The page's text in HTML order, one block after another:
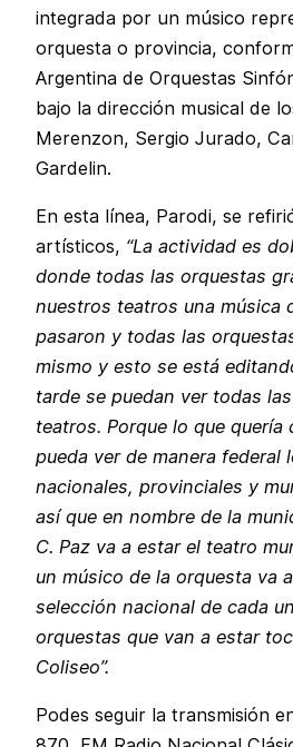
integrada por un músico
orquesta o provincia,
Argentina de Orquestas
bajo la dirección musical de
Merenzon, Sergio Jurado,
Gardelin.
En esta línea, Parodi, se
artísticos, “La actividad es
donde todas las orquestas
nuestros teatros una música
pasaron y todas las
mismo y esto se está
tarde se puedan ver todas
teatros. Porque lo que quería
pueda ver de manera federal
nacionales, provinciales y
así que en nombre de la
C. Paz va a estar el teatro
un músico de la orquesta va
selección nacional de cada
orquestas que van a estar
Coliseo”.
Podes seguir la transmisión